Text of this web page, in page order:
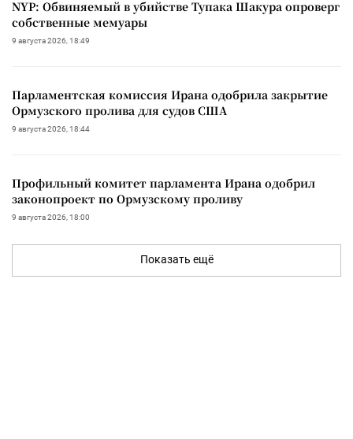
NYP: Обвиняемый в убийстве Тупака Шакура опроверг
собственные мемуары
9 августа 2026, 18:49
Парламентская комиссия Ирана одобрила закрытие
Ормузского пролива для судов США
9 августа 2026, 18:44
Профильный комитет парламента Ирана одобрил
законопроект по Ормузскому проливу
9 августа 2026, 18:00
Показать ещё